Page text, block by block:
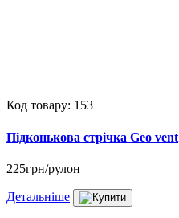
Код товару: 153
Підконькова стрічка Geo vent
225грн/рулон
Детальніше